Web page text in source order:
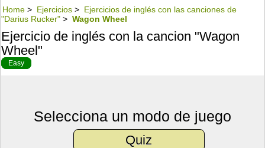
Home > Ejercicios > Ejercicios de inglés con las canciones de
"Darius Rucker" > Wagon Wheel
Ejercicio de inglés con la cancion "Wagon
Wheel"
Easy
Selecciona un modo de juego
Quiz